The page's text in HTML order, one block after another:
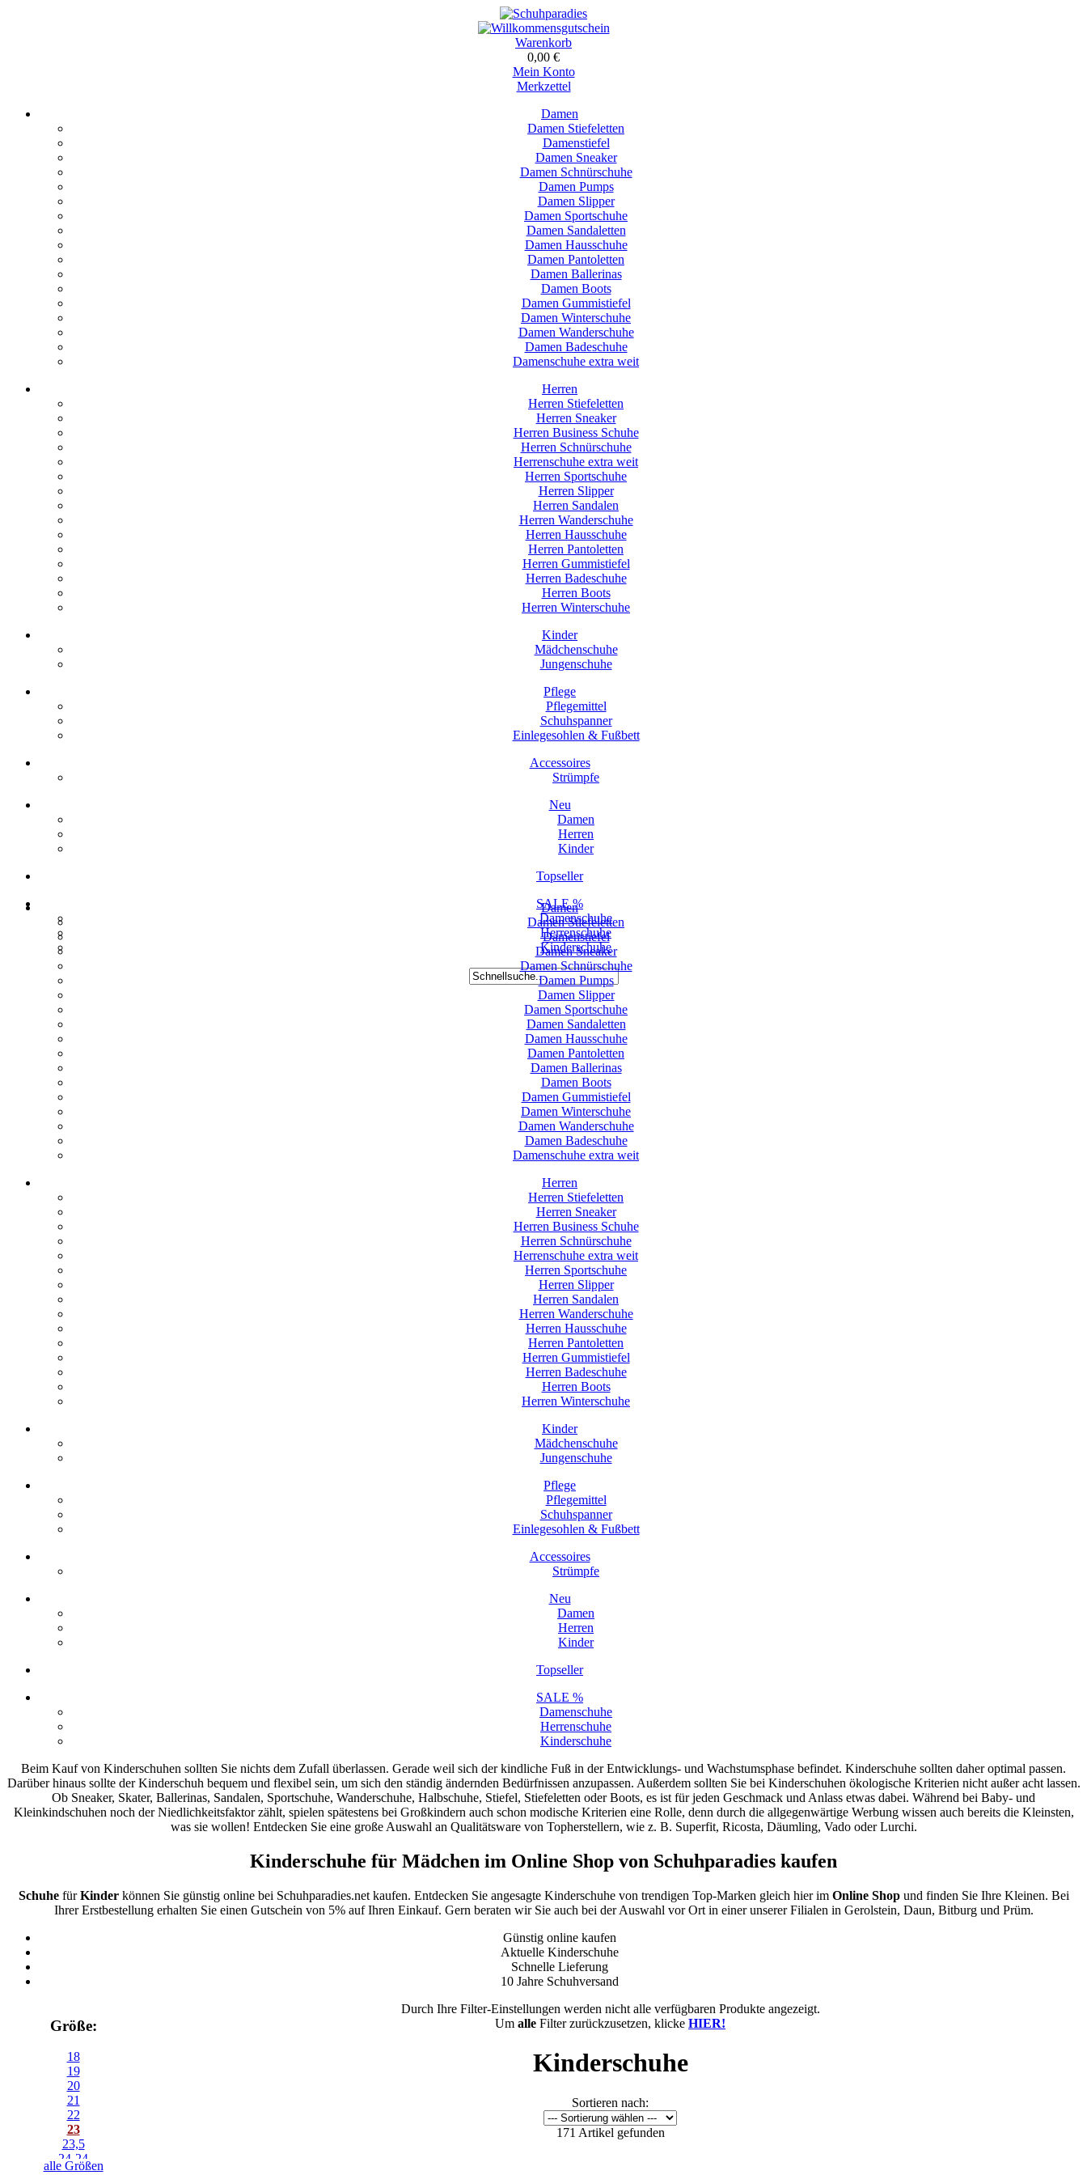
Warenkorb
0,00 €
Mein Konto
Merkzettel
Damen
Damen Stiefeletten
Damenstiefel
Damen Sneaker
Damen Schnürschuhe
Damen Pumps
Damen Slipper
Damen Sportschuhe
Damen Sandaletten
Damen Hausschuhe
Damen Pantoletten
Damen Ballerinas
Damen Boots
Damen Gummistiefel
Damen Winterschuhe
Damen Wanderschuhe
Damen Badeschuhe
Damenschuhe extra weit
Herren
Herren Stiefeletten
Herren Sneaker
Herren Business Schuhe
Herren Schnürschuhe
Herrenschuhe extra weit
Herren Sportschuhe
Herren Slipper
Herren Sandalen
Herren Wanderschuhe
Herren Hausschuhe
Herren Pantoletten
Herren Gummistiefel
Herren Badeschuhe
Herren Boots
Herren Winterschuhe
Kinder
Mädchenschuhe
Jungenschuhe
Pflege
Pflegemittel
Schuhspanner
Einlegesohlen & Fußbett
Accessoires
Strümpfe
Neu
Damen
Herren
Kinder
Topseller
SALE %
Damenschuhe
Herrenschuhe
Kinderschuhe
Damen
Damen Stiefeletten
Damenstiefel
Damen Sneaker
Damen Schnürschuhe
Damen Pumps
Damen Slipper
Damen Sportschuhe
Damen Sandaletten
Damen Hausschuhe
Damen Pantoletten
Damen Ballerinas
Damen Boots
Damen Gummistiefel
Damen Winterschuhe
Damen Wanderschuhe
Damen Badeschuhe
Damenschuhe extra weit
Herren
Herren Stiefeletten
Herren Sneaker
Herren Business Schuhe
Herren Schnürschuhe
Herrenschuhe extra weit
Herren Sportschuhe
Herren Slipper
Herren Sandalen
Herren Wanderschuhe
Herren Hausschuhe
Herren Pantoletten
Herren Gummistiefel
Herren Badeschuhe
Herren Boots
Herren Winterschuhe
Kinder
Mädchenschuhe
Jungenschuhe
Pflege
Pflegemittel
Schuhspanner
Einlegesohlen & Fußbett
Accessoires
Strümpfe
Neu
Damen
Herren
Kinder
Topseller
SALE %
Damenschuhe
Herrenschuhe
Kinderschuhe
Beim Kauf von Kinderschuhen sollten Sie nichts dem Zufall überlassen. Gerade weil sich der kindliche Fuß in der Entwicklungs- und Wachstumsphase befindet. Kinderschuhe sollten daher optimal passen.
Darüber hinaus sollte der Kinderschuh bequem und flexibel sein, um sich den ständig ändernden Bedürfnissen anzupassen. Außerdem sollten Sie bei Kinderschuhen ökologische Kriterien nicht außer acht lassen.
Ob Sneaker, Skater, Ballerinas, Sandalen, Sportschuhe, Wanderschuhe, Halbschuhe, Stiefel, Stiefeletten oder Boots, es ist für jeden Geschmack und Anlass etwas dabei. Während bei Baby- und
Kleinkindschuhen noch der Niedlichkeitsfaktor zählt, spielen spätestens bei Großkindern auch schon modische Kriterien eine Rolle, denn durch die allgegenwärtige Werbung wissen auch bereits die Kleinsten,
was sie wollen! Entdecken Sie eine große Auswahl an Qualitätsware von Topherstellern, wie z. B. Superfit, Ricosta, Däumling, Vado oder Lurchi.
Kinderschuhe für Mädchen im Online Shop von Schuhparadies kaufen
SchuhefürKinderkönnen Sie günstig online bei Schuhparadies.net kaufen. Entdecken Sie angesagte Kinderschuhe von trendigen Top-Marken gleich hier im Online Shopund finden Sie Ihre Kleinen. Bei
Ihrer Erstbestellung erhalten Sie einen Gutschein von 5% auf Ihren Einkauf. Gern beraten wir Sie auch bei der Auswahl vor Ort in einer unserer Filialen in Gerolstein, Daun, Bitburg und Prüm.
Günstig online kaufen
Aktuelle Kinderschuhe
Schnelle Lieferung
10 Jahre Schuhversand
Größe:
18
19
20
21
22
23
23,5
24-24
alle Größen
Durch Ihre Filter-Einstellungen werden nicht alle verfügbaren Produkte angezeigt.
Um alle Filter zurückzusetzen, klicke HIER!
Kinderschuhe
Sortieren nach:
171 Artikel gefunden